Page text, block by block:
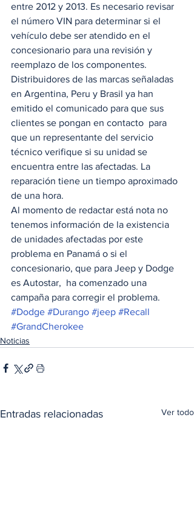
entre 2012 y 2013. Es necesario revisar
el número VIN para determinar si el
vehículo debe ser atendido en el
concesionario para una revisión y
reemplazo de los componentes.
Distribuidores de las marcas señaladas
en Argentina, Peru y Brasil ya han
emitido el comunicado para que sus
clientes se pongan en contacto  para
que un representante del servicio
técnico verifique si su unidad se
encuentra entre las afectadas. La
reparación tiene un tiempo aproximado
de una hora.
Al momento de redactar está nota no
tenemos información de la existencia
de unidades afectadas por este
problema en Panamá o si el
concesionario, que para Jeep y Dodge
es Autostar,  ha comenzado una
campaña para corregir el problema.
#Dodge #Durango #jeep #Recall
#GrandCherokee
Noticias
Entradas relacionadas Ver todo